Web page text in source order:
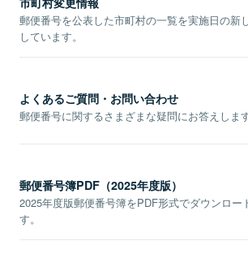
郵便番号を公表した市町村の一覧を実施日の新
しています。
よくあるご質問・お問い合わせ
郵便番号に関するさまざまな疑問にお答えします
郵便番号簿PDF（2025年度版）
2025年度版郵便番号簿をPDF形式でダウンロー
す。